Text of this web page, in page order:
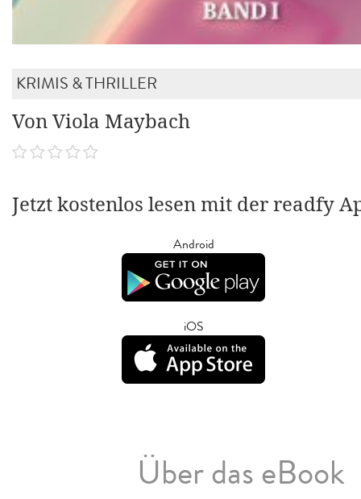
KRIMIS & THRILLER
Von Viola Maybach
Jetzt kostenlos lesen mit der readfy
Android
iOS
Über das eBook